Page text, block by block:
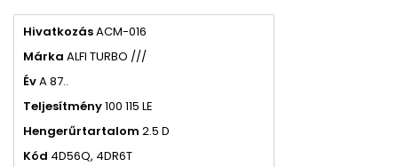
HivatkozásACM-016
Márka ALFI TURBO ///
ÉvA 87..
Teljesítmény100 115 LE
Hengerűrtartalom 2.5 D
Kód 4D56Q, 4DR6T